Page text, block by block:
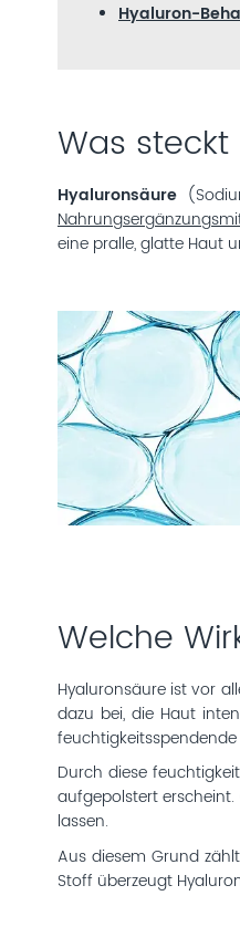
Hyaluron-
Was
Hyaluronsäure
eine pralle, glatte Haut
Welche
Hyaluronsäure ist vor
dazu bei, die Haut
Durch diese
aufgepolstert
lassen.
Aus diesem Grund
Stoff überzeugt